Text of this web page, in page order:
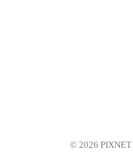
© 2026 PIXNET